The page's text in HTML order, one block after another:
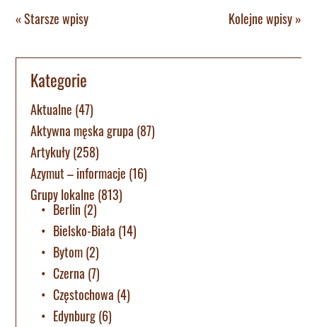
« Starsze wpisy Kolejne wpisy »
Kategorie
Aktualne (47)
Aktywna męska grupa (87)
Artykuły(258)
Azymut – informacje (16)
Grupy lokalne (813)
Berlin (2)
Bielsko-Biała (14)
Bytom(2)
Czerna (7)
Częstochowa (4)
Edynburg(6)